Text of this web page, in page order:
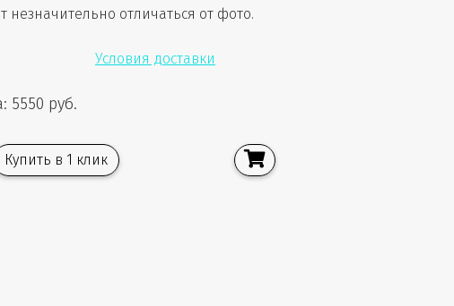
незначительно отличаться от фото.
Условия доставки
5550 руб.
Купить в 1 клик